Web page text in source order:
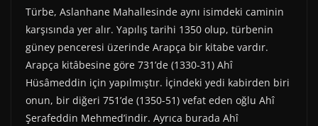
e
b
o
o
k
w
i
t
t
e
r
)
t
e
r
e
s
t
t
s
A
p
p
e
g
r
a
m
k
Türbe, Aslanhane Mahallesinde aynı isimdeki caminin
karşısında yer alır. Yapılış tarihi 1350 olup, türbenin
güney penceresi üzerinde Arapça bir kitabe vardır.
Arapça kitâbesine göre 731’de (1330-31) Ahî
Hüsâmeddin için yapılmıştır. İçindeki yedi kabirden biri
onun, bir diğeri 751’de (1350-51) vefat eden oğlu Ahî
Şerafeddin Mehmed’indir. Ayrıca burada Ahî